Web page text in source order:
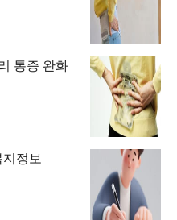
통증 완화
정보